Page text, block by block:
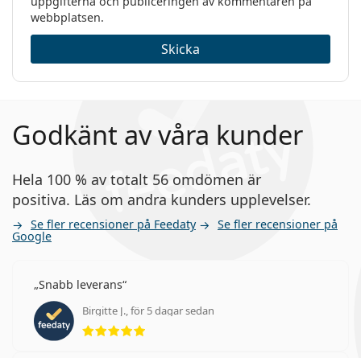
webbplatsen.
Skicka
Godkänt av våra kunder
Hela 100 % av totalt 56 omdömen är
positiva. Läs om andra kunders upplevelser.
Se fler recensioner på Feedaty Se fler recensioner på
Google
Snabb leverans
Birgitte J., för 5 dagar sedan
Betyg 5 av 5